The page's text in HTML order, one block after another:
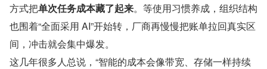
方式把​单次任务成本藏了起来​。等使用习惯养成，组织结构
也围着“全面采用 AI”开始转，厂商再慢慢把账单拉回真实区
间，冲击就会集中爆发。
这几年很多人总说，“智能的成本会像带宽、存储一样持续